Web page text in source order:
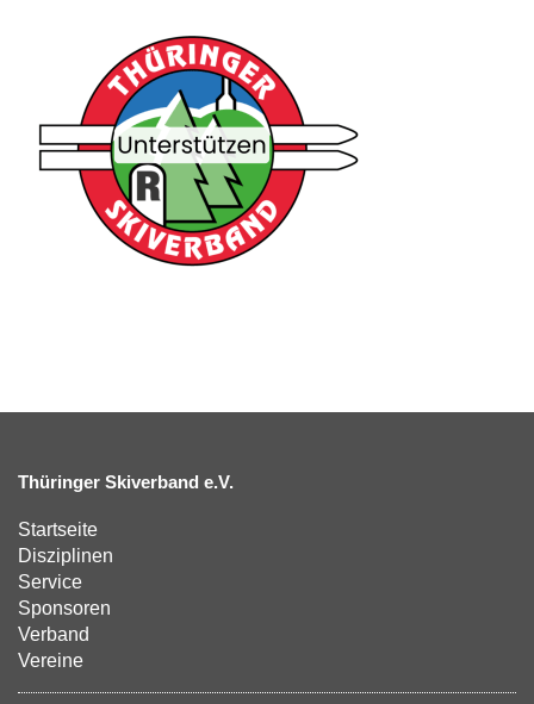
Thüringer Skiverband e.V.
Startseite
Disziplinen
Service
Sponsoren
Verband
Vereine